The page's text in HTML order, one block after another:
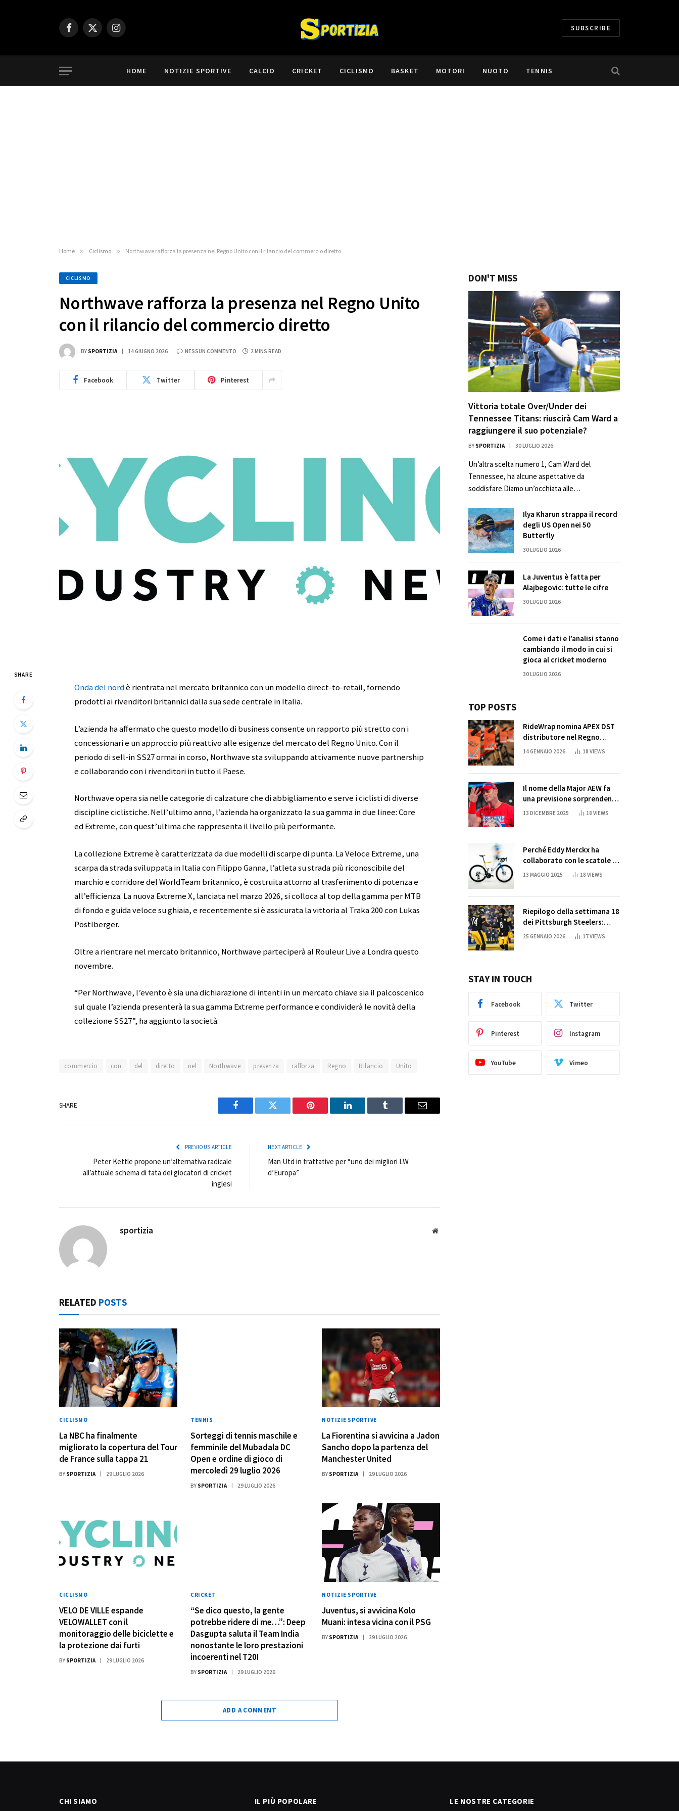
Facebook
X
Instagram SUBSCRIBE
HOME NOTIZIE SPORTIVE CALCIO CRICKET CICLISMO BASKET MOTORI NUOTO TENNIS
Home » Ciclismo » Northwave rafforza la presenza nel Regno Unito con il rilancio del commercio diretto
CICLISMO
Northwave rafforza la presenza nel Regno Unito
con il rilancio del commercio diretto
BY SPORTIZIA 14 GIUGNO 2026 NESSUN COMMENTO 2 MINS READ
Facebook Twitter Pinterest
SHARE
Onda del nordè rientrata nel mercato britannico con un modello direct-to-retail, fornendo
prodotti ai rivenditori britannici dalla sua sede centrale in Italia.
L’azienda ha affermato che questo modello di business consente un rapporto più stretto con i
concessionari e un approccio più reattivo alle esigenze del mercato del Regno Unito. Con il
periodo di sell-in SS27 ormai in corso, Northwave sta sviluppando attivamente nuove partnership
e collaborando con i rivenditori in tutto il Paese.
Northwave opera sia nelle categorie di calzature che di abbigliamento e serve i ciclisti di diverse
discipline ciclistiche. Nell’ultimo anno, l’azienda ha organizzato la sua gamma in due linee: Core
ed Extreme, con quest’ultima che rappresenta il livello più performante.
La collezione Extreme è caratterizzata da due modelli di scarpe di punta. La Veloce Extreme, una
scarpa da strada sviluppata in Italia con Filippo Ganna, l’atleta su strada più riconoscibile del
marchio e corridore del WorldTeam britannico, è costruita attorno al trasferimento di potenza e
all’efficienza. La nuova Extreme X, lanciata nel marzo 2026, si colloca al top della gamma per MTB
di fondo e guida veloce su ghiaia, e recentemente si è assicurata la vittoria al Traka 200 con Lukas
Pöstlberger.
Oltre a rientrare nel mercato britannico, Northwave parteciperà al Rouleur Live a Londra questo
novembre.
“Per Northwave, l’evento è sia una dichiarazione di intenti in un mercato chiave sia il palcoscenico
sul quale l’azienda presenterà la sua gamma Extreme performance e condividerà le novità della
collezione SS27”, ha aggiunto la società.
commercio con del diretto nel Northwave presenza rafforza Regno Rilancio Unito
SHARE.
Facebook Twitter Pinterest LinkedIn Tumblr Email
PREVIOUS ARTICLE
Peter Kettle propone un’alternativa radicale
all’attuale schema di tata dei giocatori di cricket
inglesi
NEXT ARTICLE
Man Utd in trattative per “uno dei migliori LW
d’Europa”
sportizia Website
RELATED POSTS
CICLISMO
La NBC ha finalmente
migliorato la copertura del Tour
de France sulla tappa 21
BY SPORTIZIA 29 LUGLIO 2026
TENNIS
Sorteggi di tennis maschile e
femminile del Mubadala DC
Open e ordine di gioco di
mercoledì 29 luglio 2026
BY SPORTIZIA 29 LUGLIO 2026
NOTIZIE SPORTIVE
La Fiorentina si avvicina a Jadon
Sancho dopo la partenza del
Manchester United
BY SPORTIZIA 29 LUGLIO 2026
CICLISMO
VELO DE VILLE espande
VELOWALLET con il
monitoraggio delle biciclette e
la protezione dai furti
BY SPORTIZIA 29 LUGLIO 2026
CRICKET
“Se dico questo, la gente
potrebbe ridere di me…”: Deep
Dasgupta saluta il Team India
nonostante le loro prestazioni
incoerenti nel T20I
BY SPORTIZIA 29 LUGLIO 2026
NOTIZIE SPORTIVE
Juventus, si avvicina Kolo
Muani: intesa vicina con il PSG
BY SPORTIZIA 29 LUGLIO 2026
ADD A COMMENT
DON'T MISS
Vittoria totale Over/Under dei
Tennessee Titans: riuscirà Cam Ward a
raggiungere il suo potenziale?
BY SPORTIZIA 30 LUGLIO 2026
Un’altra scelta numero 1, Cam Ward del
Tennessee, ha alcune aspettative da
soddisfare.Diamo un’occhiata alle…
Ilya Kharun strappa il record
degli US Open nei 50
Butterfly
30 LUGLIO 2026
La Juventus è fatta per
Alajbegovic: tutte le cifre
30 LUGLIO 2026
Come i dati e l’analisi stanno
cambiando il modo in cui si
gioca al cricket moderno
30 LUGLIO 2026
TOP POSTS
RideWrap nomina APEX DST
distributore nel Regno
Unito
14 GENNAIO 2026 18 VIEWS
Il nome della Major AEW fa
una previsione sorprendente
per la partita di ritiro di
13 DICEMBRE 2025 18 VIEWS
Perché Eddy Merckx ha
collaborato con le scatole di
succo di Sun Capri
13 MAGGIO 2025 18 VIEWS
Riepilogo della settimana 18
dei Pittsburgh Steelers:
credi nei miracoli?
25 GENNAIO 2026 17VIEWS
STAY IN TOUCH
Facebook Twitter
Pinterest Instagram
YouTube Vimeo
CHI SIAMO IL PIÙ POPOLARE LE NOSTRE CATEGORIE